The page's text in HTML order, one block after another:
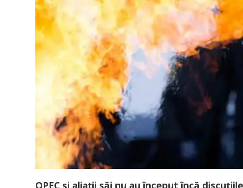
OPEC și aliații săi nu au început încă